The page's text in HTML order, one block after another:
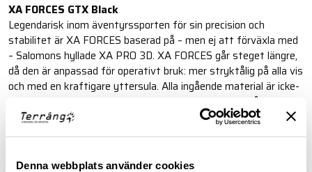
Denna webbplats använder cookies
XA FORCES GTX Black
Legendarisk inom äventyrssporten för sin precision och
stabilitet är XA FORCES baserad på – men ej att förväxla med
– Salomons hyllade XA PRO 3D. XA FORCES går steget längre,
då den är anpassad för operativt bruk: mer stryktålig på alla vis
och med en kraftigare yttersula. Alla ingående material är icke-
reflekterande för bästa fältmässighet. Denna rejäla lågsko har
en vädertålig överdel i GORE-TEX®, Sensifit™ som omsluter
löparspåret.